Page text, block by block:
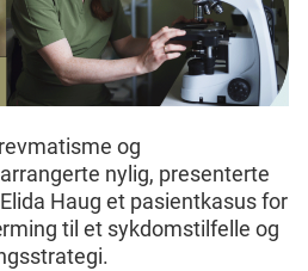
og
nylig, presenterte
Haug et pasientkasus for
til et sykdomstilfelle og